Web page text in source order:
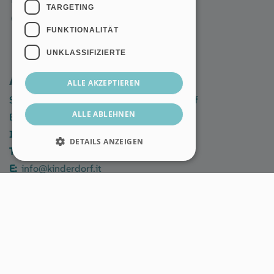
Ombudsstelle
Adresse:
Sozialgenossenschaft Südtiroler Kinderdorf
Burgfriedengasse 28
I-39042 Brixen
T:
E: info@kinderdorf.it
TARGETING
FUNKTIONALITÄT
UNKLASSIFIZIERTE
ALLE AKZEPTIEREN
ALLE ABLEHNEN
DETAILS ANZEIGEN